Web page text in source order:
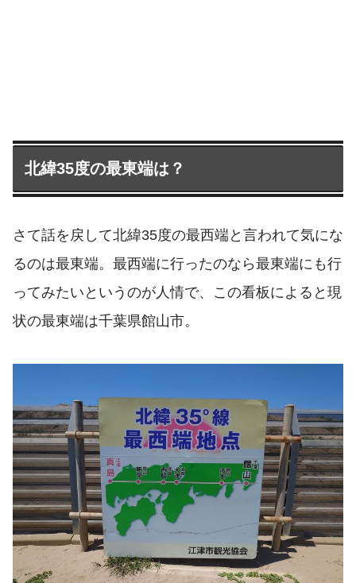
北緯35度の最東端は？
さて話を戻して北緯35度の最西端と言われて気にな
るのは最東端。最西端に行ったのなら最東端にも行
ってみたいというのが人情で、この看板によると現
状の最東端は千葉県館山市。